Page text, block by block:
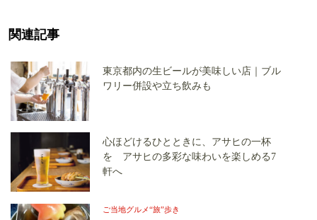
関連記事
東京都内の生ビールが美味しい店｜ブル
ワリー併設や立ち飲みも
心ほどけるひとときに、アサヒの一杯
を アサヒの多彩な味わいを楽しめる7
軒へ
ご当地グルメ“旅”歩き